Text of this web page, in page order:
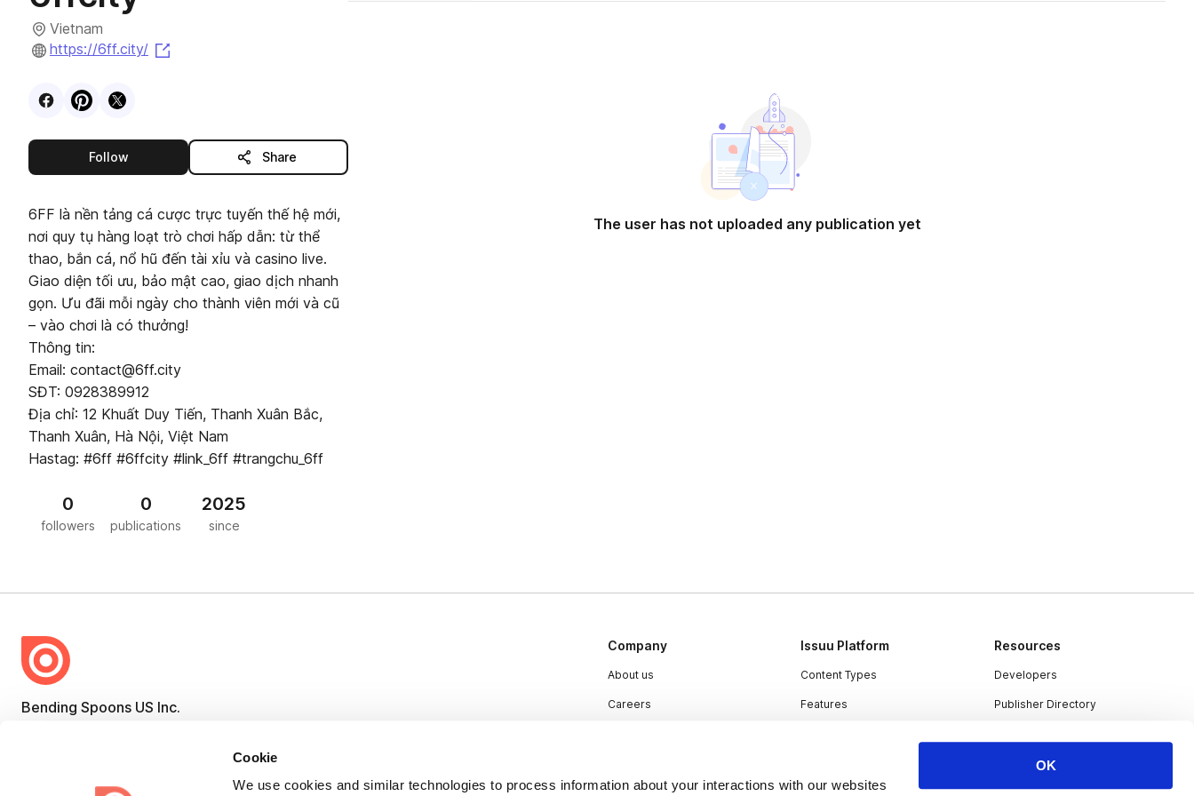
Cookie
We use cookies and similar technologies to process information about your interactions with our websites
OK
Vietnam
https://6ff.city/
VisitFacebook
VisitPinterest
Visit
Followthis publisher Share
6FF là nền tảng cá cược trực tuyến thế hệ mới,
nơi quy tụ hàng loạt trò chơi hấp dẫn: từ thể
thao, bắn cá, nổ hũ đến tài xỉu và casino live.
Giao diện tối ưu, bảo mật cao, giao dịch nhanh
gọn. Ưu đãi mỗi ngày cho thành viên mới và cũ
– vào chơi là có thưởng!
Thông tin:
Email: contact@6ff.city
SĐT: 0928389912
Địa chỉ: 12 Khuất Duy Tiến, Thanh Xuân Bắc,
Thanh Xuân, Hà Nội, Việt Nam
Hastag: #6ff #6ffcity #link_6ff #trangchu_6ff
0
followers
0
publications
2025
since
The user has not uploaded any publication yet
Bending Spoons US Inc.
engaging content for every channel.
Company
About us
Careers
Contact
Issuu Platform
Content Types
Features
Resources
Developers
Publisher Directory